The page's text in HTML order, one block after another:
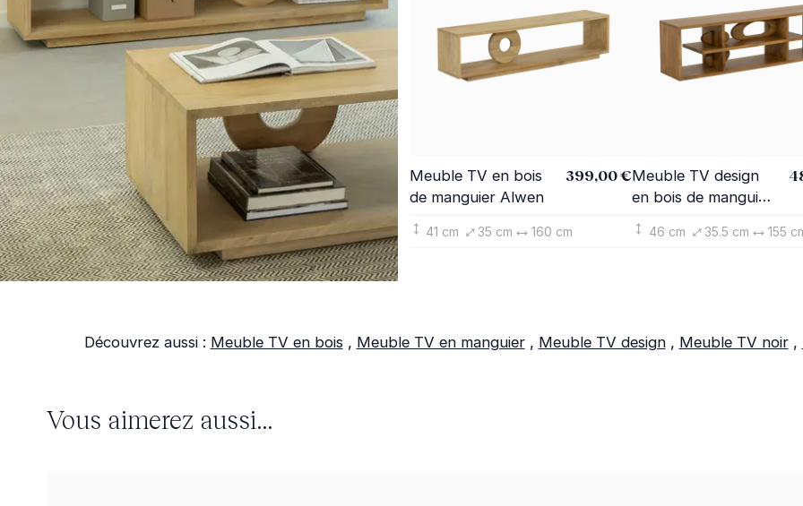
Meuble TV en bois
de manguier Alwen
399,00 €
41 cm 35 cm 160 cm
Meuble TV design
en bois de manguier
46 cm 35.5 cm 155
Découvrez aussi : Meuble TV en bois, Meuble TV en manguier, Meuble TV design, Meuble TV noir,
Vous aimerez aussi...